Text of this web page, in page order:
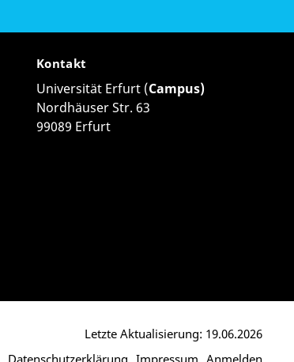
Kontakt
Universität Erfurt (Campus)
Nordhäuser Str. 63
99089 Erfurt
Datenschutzerklärung Impressum Anmelden
Letzte Aktualisierung: 19.06.2026